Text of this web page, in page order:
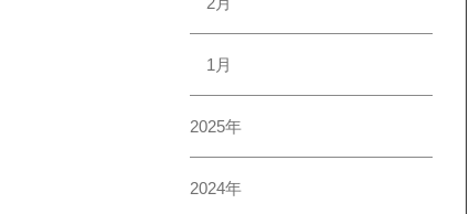
1月
2025年
2024年